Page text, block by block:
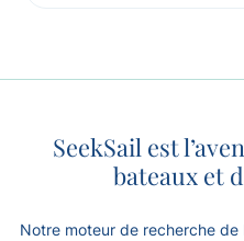
SeekSail est
bateaux et
Notre moteur de recherche